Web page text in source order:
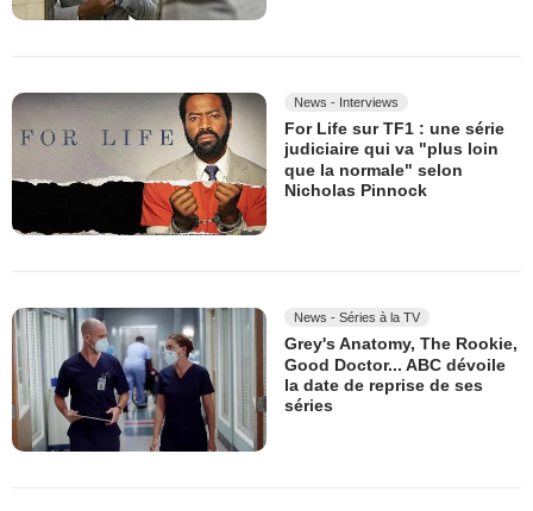
News - Interviews
For Life sur TF1 : une série
judiciaire qui va "plus loin
que la normale" selon
Nicholas Pinnock
News - Séries à la TV
Grey's Anatomy, The Rookie,
Good Doctor... ABC dévoile
la date de reprise de ses
séries